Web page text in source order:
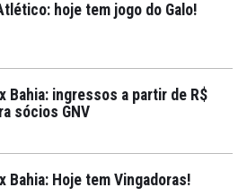
hoje tem jogo do Galo!
Bahia: ingressos a partir de R$
sócios GNV
Bahia: Hoje tem Vingadoras!